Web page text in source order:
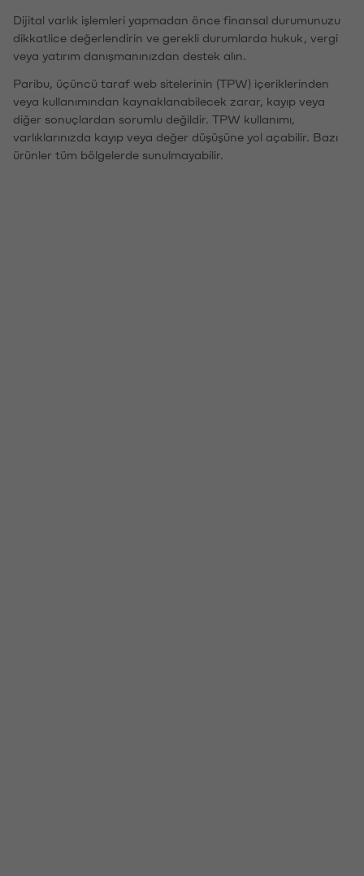
Dijital varlık işlemleri yapmadan önce finansal durumunuzu
dikkatlice değerlendirin ve gerekli durumlarda hukuk, vergi
veya yatırım danışmanınızdan destek alın.
Paribu, üçüncü taraf web sitelerinin (TPW) içeriklerinden
veya kullanımından kaynaklanabilecek zarar, kayıp veya
diğer sonuçlardan sorumlu değildir. TPW kullanımı,
varlıklarınızda kayıp veya değer düşüşüne yol açabilir. Bazı
ürünler tüm bölgelerde sunulmayabilir.